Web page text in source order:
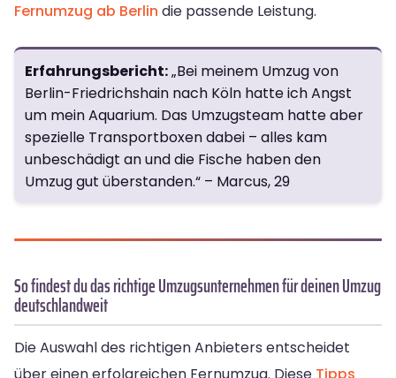
Fernumzug ab Berlin die passende Leistung.
Erfahrungsbericht:„Bei meinem Umzug von
Berlin-Friedrichshain nach Köln hatte ich Angst
um mein Aquarium. Das Umzugsteam hatte aber
spezielle Transportboxen dabei – alles kam
unbeschädigt an und die Fische haben den
Umzug gut überstanden.“ – Marcus, 29
So findest du das richtige Umzugsunternehmen für deinen Umzug
deutschlandweit
Die Auswahl des richtigen Anbieters entscheidet